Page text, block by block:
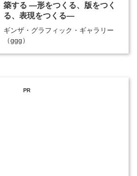
築する ―形をつくる、版をつく
る、表現をつくる―
ギンザ・グラフィック・ギャラリー
（ggg）
PR